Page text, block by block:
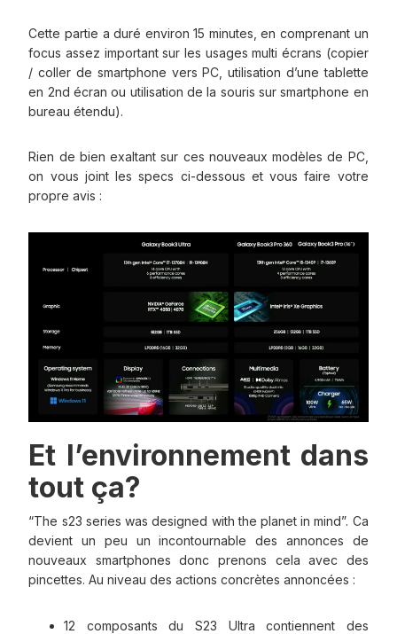
Cette partie a duré environ 15 minutes, en comprenant un
focus assez important sur les usages multi écrans (copier
/ coller de smartphone vers PC, utilisation d’une tablette
en 2nd écran ou utilisation de la souris sur smartphone en
bureau étendu).
Rien de bien exaltant sur ces nouveaux modèles de PC,
on vous joint les specs ci-dessous et vous faire votre
propre avis :
Et l’environnement dans
tout ça?
“The s23 series was designed with the planet in mind”. Ca
devient un peu un incontournable des annonces de
nouveaux smartphones donc prenons cela avec des
pincettes. Au niveau des actions concrètes annoncées :
12 composants du S23 Ultra contiennent des